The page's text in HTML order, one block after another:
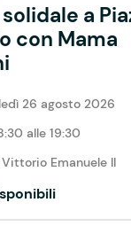
a
con Mama
26 agosto 2026
alle 19:30
Vittorio Emanuele II